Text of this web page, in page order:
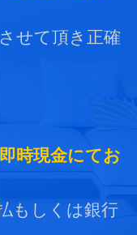
せて頂き正確
時現金にてお
もしくは銀行